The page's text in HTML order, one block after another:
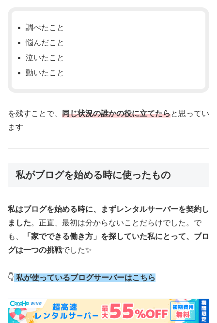
調べたこと
悩んだこと
泣いたこと
動いたこと
を残すことで、 同じ状況の誰かの役に立てたらと思ってい
ます
私がブログを始める時に使ったもの
私はブログを始める時に、まずレンタルサーバーを契約し
ました。正直、最初は分からないことだらけでした。で
も、
「家でできる働き方」を探していた私にとって、ブロ
グは一つの挑戦でした✨
👇 私が使っているブログサーバーはこちら